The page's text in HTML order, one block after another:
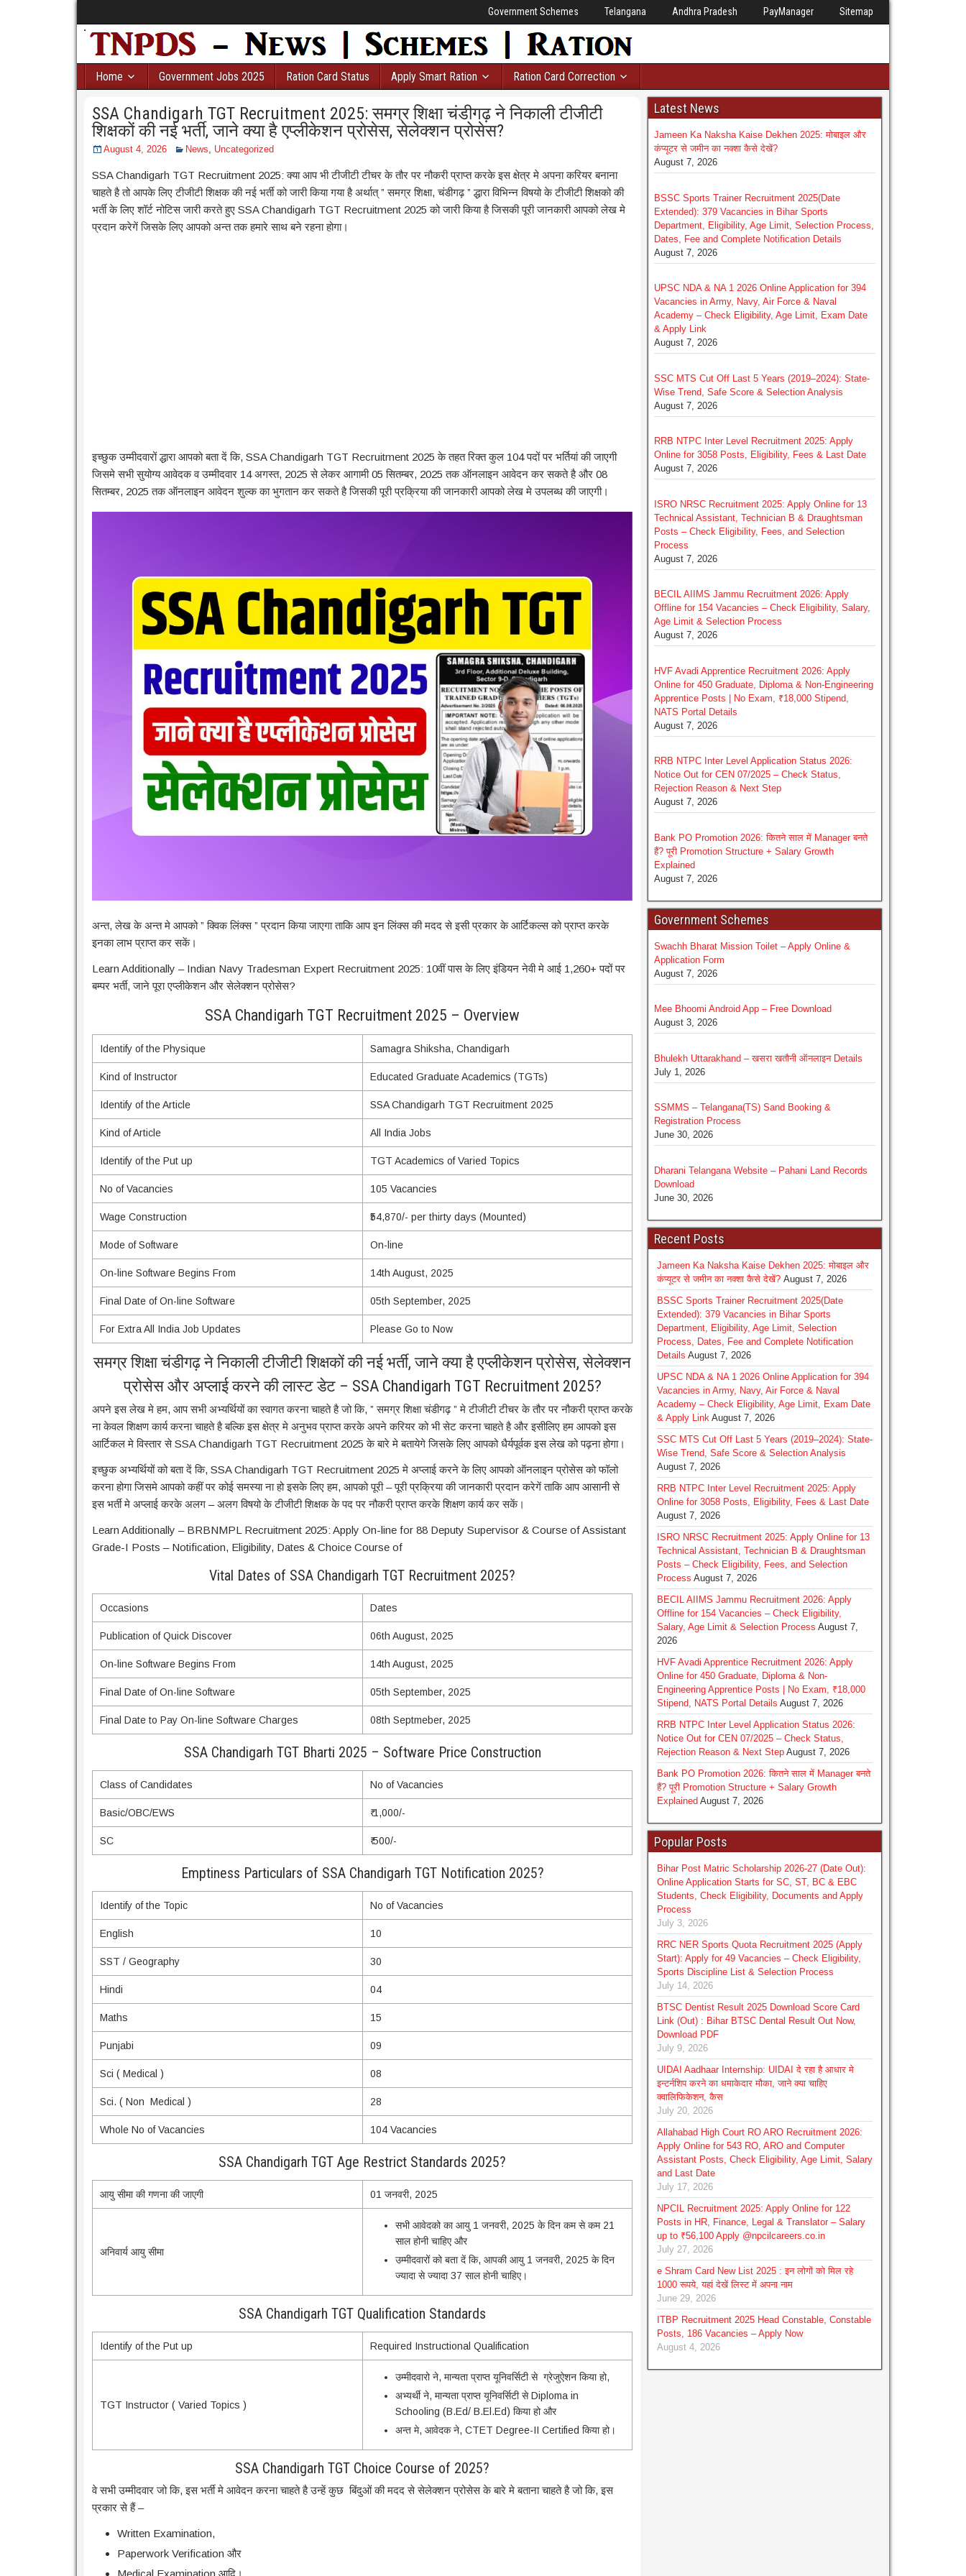
Government Schemes Telangana Andhra Pradesh PayManager Sitemap
Home Government Jobs 2025 Ration Card Status Apply Smart Ration Ration Card Correction
SSA Chandigarh TGT Recruitment 2025: समग्र शिक्षा चंडीगढ़ ने निकाली टीजीटी
शिक्षकों की नई भर्ती, जाने क्या है एप्लीकेशन प्रोसेस, सेलेक्शन प्रोसेस?
August 4, 2026 News, Uncategorized
SSA Chandigarh TGT Recruitment 2025: क्या आप भी टीजीटी टीचर के तौर पर नौकरी प्राप्त करके इस क्षेत्र मे अपना करियर बनाना
चाहते है तो आपके लिए टीजीटी शिक्षक की नई भर्ती को जारी किया गया है अर्थात् ” समग्र शिक्षा, चंडीगढ़ ” द्धारा विभिन्न विषयो के टीजीटी शिक्षको की
भर्ती के लिए शॉर्ट नोटिस जारी करते हुए SSA Chandigarh TGT Recruitment 2025 को जारी किया है जिसकी पूरी जानकारी आपको लेख मे
प्रदान करेगें जिसके लिए आपको अन्त तक हमारे साथ बने रहना होगा।
इच्छुक उम्मीदवारों द्धारा आपको बता दें कि, SSA Chandigarh TGT Recruitment 2025 के तहत रिक्त कुल 104 पदों पर भर्तियां की जाएगी
जिसमे सभी सुयोग्य आवेदक व उम्मीदवार 14 अगस्त, 2025 से लेकर आगामी 05 सितम्बर, 2025 तक ऑनलाइन आवेदन कर सकते है और 08
सितम्बर, 2025 तक ऑनलाइन आवेदन शुल्क का भुगतान कर सकते है जिसकी पूरी प्रक्रिया की जानकारी आपको लेख मे उपलब्ध की जाएगी।
अन्त, लेख के अन्त मे आपको ” क्विक लिंक्स ” प्रदान किया जाएगा ताकि आप इन लिंक्स की मदद से इसी प्रकार के आर्टिकल्स को प्राप्त करके
इनका लाभ प्राप्त कर सकें।
Learn Additionally – Indian Navy Tradesman Expert Recruitment 2025: 10वीं पास के लिए इंडियन नेवी मे आई 1,260+ पदों पर
बम्पर भर्ती, जाने पूरा एप्लीकेशन और सेलेक्शन प्रोसेस?
SSA Chandigarh TGT Recruitment 2025 – Overview
Identify of the Physique Samagra Shiksha, Chandigarh
Kind of Instructor Educated Graduate Academics (TGTs)
Identify of the Article SSA Chandigarh TGT Recruitment 2025
Kind of Article All India Jobs
Identify of the Put up TGT Academics of Varied Topics
No of Vacancies 105 Vacancies
Wage Construction ₹54,870/- per thirty days (Mounted)
Mode of Software On-line
On-line Software Begins From 14th August, 2025
Final Date of On-line Software 05th September, 2025
For Extra All India Job Updates Please Go to Now
समग्र शिक्षा चंडीगढ़ ने निकाली टीजीटी शिक्षकों की नई भर्ती, जाने क्या है एप्लीकेशन प्रोसेस, सेलेक्शन
प्रोसेस और अप्लाई करने की लास्ट डेट – SSA Chandigarh TGT Recruitment 2025?
अपने इस लेख मे हम, आप सभी अभ्यर्थियों का स्वागत करना चाहते है जो कि, ” समग्र शिक्षा चंडीगढ़ ” मे टीजीटी टीचर के तौर पर नौकरी प्राप्त करके
ना केवल शिक्षण कार्य करना चाहते है बल्कि इस क्षेत्र मे अनुभव प्राप्त करके अपने करियर को भी सेट करना चाहते है और इसीलिए हम आपको इस
आर्टिकल मे विस्तार से SSA Chandigarh TGT Recruitment 2025 के बारे मे बतायेगे जिसके लिए आपको धैर्यपूर्वक इस लेख को पढ़ना होगा।
इच्छुक अभ्यर्थियों को बता दें कि, SSA Chandigarh TGT Recruitment 2025 मे अप्लाई करने के लिए आपको ऑनलाइन प्रोसेस को फॉलो
करना होगा जिसमे आपको कहीं पर कोई समस्या ना हो इसके लिए हम, आपको पूरी – पूरी प्रक्रिया की जानकारी प्रदान करेगें ताकि आप आसानी से
इस भर्ती मे अप्लाई करके अलग – अलग विषयो के टीजीटी शिक्षक के पद पर नौकरी प्राप्त करके शिक्षण कार्य कर सकें।
Learn Additionally – BRBNMPL Recruitment 2025: Apply On-line for 88 Deputy Supervisor & Course of Assistant
Grade-I Posts – Notification, Eligibility, Dates & Choice Course of
Vital Dates of SSA Chandigarh TGT Recruitment 2025?
Occasions Dates
Publication of Quick Discover 06th August, 2025
On-line Software Begins From 14th August, 2025
Final Date of On-line Software 05th September, 2025
Final Date to Pay On-line Software Charges 08th Septmeber, 2025
SSA Chandigarh TGT Bharti 2025 – Software Price Construction
Class of Candidates No of Vacancies
Basic/OBC/EWS ₹ 1,000/-
SC ₹ 500/-
Emptiness Particulars of SSA Chandigarh TGT Notification 2025?
Identify of the Topic No of Vacancies
English 10
SST / Geography 30
Hindi 04
Maths 15
Punjabi 09
Sci ( Medical ) 08
Sci. ( Non Medical ) 28
Whole No of Vacancies 104 Vacancies
SSA Chandigarh TGT Age Restrict Standards 2025?
आयु सीमा की गणना की जाएगी 01 जनवरी, 2025
अनिवार्य आयु सीमा
सभी आवेदको का आयु 1 जनवरी, 2025 के दिन कम से कम 21
साल होनी चाहिए और
उम्मीदवारों को बता दें कि, आपकी आयु 1 जनवरी, 2025 के दिन
ज्यादा से ज्यादा 37 साल होनी चाहिए।
SSA Chandigarh TGT Qualification Standards
Identify of the Put up Required Instructional Qualification
TGT Instructor ( Varied Topics )
उम्मीदवारो ने, मान्यता प्राप्त यूनिवर्सिटी से ग्रेजुऐशन किया हो,
अभ्यर्थी ने, मान्यता प्राप्त यूनिवर्सिटी से Diploma in
Schooling (B.Ed/ B.El.Ed) किया हो और
अन्त मे, आवेदक ने, CTET Degree-II Certified किया हो।
SSA Chandigarh TGT Choice Course of 2025?
वे सभी उम्मीदवार जो कि, इस भर्ती मे आवेदन करना चाहते है उन्हें कुछ बिंदुओं की मदद से सेलेक्शन प्रोसेस के बारे मे बताना चाहते है जो कि, इस
प्रकार से हैं –
Written Examination,
Paperwork Verification और
Medical Examination आदि।
Latest News
Jameen Ka Naksha Kaise Dekhen 2025: मोबाइल और
कंप्यूटर से जमीन का नक्शा कैसे देखें?
August 7, 2026
BSSC Sports Trainer Recruitment 2025(Date
Extended): 379 Vacancies in Bihar Sports
Department, Eligibility, Age Limit, Selection Process,
Dates, Fee and Complete Notification Details
August 7, 2026
UPSC NDA & NA 1 2026 Online Application for 394
Vacancies in Army, Navy, Air Force & Naval
Academy – Check Eligibility, Age Limit, Exam Date
& Apply Link
August 7, 2026
SSC MTS Cut Off Last 5 Years (2019–2024): State-
Wise Trend, Safe Score & Selection Analysis
August 7, 2026
RRB NTPC Inter Level Recruitment 2025: Apply
Online for 3058 Posts, Eligibility, Fees & Last Date
August 7, 2026
ISRO NRSC Recruitment 2025: Apply Online for 13
Technical Assistant, Technician B & Draughtsman
Posts – Check Eligibility, Fees, and Selection
Process
August 7, 2026
BECIL AIIMS Jammu Recruitment 2026: Apply
Offline for 154 Vacancies – Check Eligibility, Salary,
Age Limit & Selection Process
August 7, 2026
HVF Avadi Apprentice Recruitment 2026: Apply
Online for 450 Graduate, Diploma & Non-Engineering
Apprentice Posts | No Exam, ₹18,000 Stipend,
NATS Portal Details
August 7, 2026
RRB NTPC Inter Level Application Status 2026:
Notice Out for CEN 07/2025 – Check Status,
Rejection Reason & Next Step
August 7, 2026
Bank PO Promotion 2026: कितने साल में Manager बनते
हैं? पूरी Promotion Structure + Salary Growth
Explained
August 7, 2026
Government Schemes
Swachh Bharat Mission Toilet – Apply Online &
Application Form
August 7, 2026
Mee Bhoomi Android App – Free Download
August 3, 2026
Bhulekh Uttarakhand – खसरा खतौनी ऑनलाइन Details
July 1, 2026
SSMMS – Telangana(TS) Sand Booking &
Registration Process
June 30, 2026
Dharani Telangana Website – Pahani Land Records
Download
June 30, 2026
Recent Posts
Jameen Ka Naksha Kaise Dekhen 2025: मोबाइल और
कंप्यूटर से जमीन का नक्शा कैसे देखें? August 7, 2026
BSSC Sports Trainer Recruitment 2025(Date
Extended): 379 Vacancies in Bihar Sports
Department, Eligibility, Age Limit, Selection
Process, Dates, Fee and Complete Notification
Details August 7, 2026
UPSC NDA & NA 1 2026 Online Application for 394
Vacancies in Army, Navy, Air Force & Naval
Academy – Check Eligibility, Age Limit, Exam Date
& Apply Link August 7, 2026
SSC MTS Cut Off Last 5 Years (2019–2024): State-
Wise Trend, Safe Score & Selection Analysis
August 7, 2026
RRB NTPC Inter Level Recruitment 2025: Apply
Online for 3058 Posts, Eligibility, Fees & Last Date
August 7, 2026
ISRO NRSC Recruitment 2025: Apply Online for 13
Technical Assistant, Technician B & Draughtsman
Posts – Check Eligibility, Fees, and Selection
Process August 7, 2026
BECIL AIIMS Jammu Recruitment 2026: Apply
Offline for 154 Vacancies – Check Eligibility,
Salary, Age Limit & Selection Process August 7,
2026
HVF Avadi Apprentice Recruitment 2026: Apply
Online for 450 Graduate, Diploma & Non-
Engineering Apprentice Posts | No Exam, ₹18,000
Stipend, NATS Portal Details August 7, 2026
RRB NTPC Inter Level Application Status 2026:
Notice Out for CEN 07/2025 – Check Status,
Rejection Reason & Next Step August 7, 2026
Bank PO Promotion 2026: कितने साल में Manager बनते
हैं? पूरी Promotion Structure + Salary Growth
Explained August 7, 2026
Popular Posts
Bihar Post Matric Scholarship 2026-27 (Date Out):
Online Application Starts for SC, ST, BC & EBC
Students, Check Eligibility, Documents and Apply
Process
July 3, 2026
RRC NER Sports Quota Recruitment 2025 (Apply
Start): Apply for 49 Vacancies – Check Eligibility,
Sports Discipline List & Selection Process
July 14, 2026
BTSC Dentist Result 2025 Download Score Card
Link (Out) : Bihar BTSC Dental Result Out Now,
Download PDF
July 9, 2026
UIDAI Aadhaar Internship: UIDAI दे रहा है आधार मे
इन्टर्नशिप करने का धमाकेदार मौका, जाने क्या चाहिए
क्वालिफिकेशन, कैस
July 20, 2026
Allahabad High Court RO ARO Recruitment 2026:
Apply Online for 543 RO, ARO and Computer
Assistant Posts, Check Eligibility, Age Limit, Salary
and Last Date
July 17, 2026
NPCIL Recruitment 2025: Apply Online for 122
Posts in HR, Finance, Legal & Translator – Salary
up to ₹56,100 Apply @npcilcareers.co.in
July 27, 2026
e Shram Card New List 2025 : इन लोगों को मिल रहे
1000 रूपये, यहां देखें लिस्ट में अपना नाम
June 29, 2026
ITBP Recruitment 2025 Head Constable, Constable
Posts, 186 Vacancies – Apply Now
August 4, 2026